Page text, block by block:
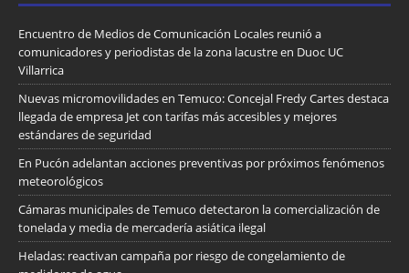
Encuentro de Medios de Comunicación Locales reunió a
comunicadores y periodistas de la zona lacustre en Duoc UC
Villarrica
Nuevas micromovilidades en Temuco: Concejal Fredy Cartes destaca
llegada de empresa Jet con tarifas más accesibles y mejores
estándares de seguridad
En Pucón adelantan acciones preventivas por próximos fenómenos
meteorológicos
Cámaras municipales de Temuco detectaron la comercialización de
tonelada y media de mercadería asiática ilegal
Heladas: reactivan campaña por riesgo de congelamiento de